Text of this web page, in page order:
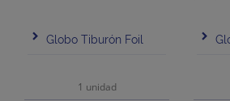
Globo Tiburón Foil
1 unidad